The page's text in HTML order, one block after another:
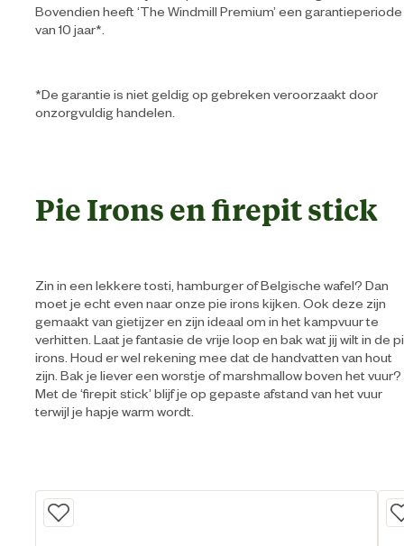
Bovendien heeft ‘The Windmill Premium’ een garantieperiode
van 10 jaar*.
*De garantie is niet geldig op gebreken veroorzaakt door
onzorgvuldig handelen.
Pie Irons en firepit stick
Zin in een lekkere tosti, hamburger of Belgische wafel? Dan
moet je echt even naar onze pie irons kijken. Ook deze zijn
gemaakt van gietijzer en zijn ideaal om in het kampvuur te
verhitten. Laat je fantasie de vrije loop en bak wat jij wilt in de
irons. Houd er wel rekening mee dat de handvatten van hout
zijn. Bak je liever een worstje of marshmallow boven het vuur?
Met de ‘firepit stick’ blijf je op gepaste afstand van het vuur
terwijl je hapje warm wordt.